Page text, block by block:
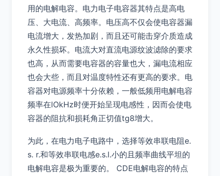
用的电解电容。电力电子电容器其特点是高电
压、大电流、高频率。电压高不仅会使电容器漏
电流增大，发热加剧，而且还可能击穿介质造成
永久性损坏。电流大对直流电源纹波滤除的要求
也高，从而需要电容器的容量也大，漏电流相应
也会大些，而且对温度特性还有更高的要求。电
容器对电源频率十分依赖，一般低频用电解电容
频率在lOkHz时便开始呈现电感性，因而会使电
容器的阻抗和损耗角正切值tg8增大。
为此，在电力电子电路中，选择等效串联电阻e.
s. r.和等效串联电感e.s.l.小的且频率曲线平坦的
电解电容是极为重要的。 CDE电解电容的特点